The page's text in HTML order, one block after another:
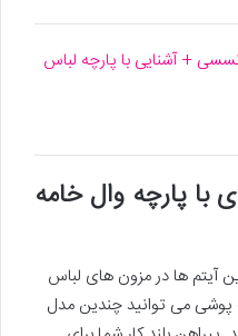
+ آشنایی با پارچه لباس
با پارچه وال خامه
آیتم ها در مزون های لباس
می توانید چندین مدل